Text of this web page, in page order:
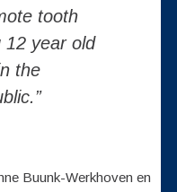
tooth
12 year old
the
Buunk-Werkhoven en